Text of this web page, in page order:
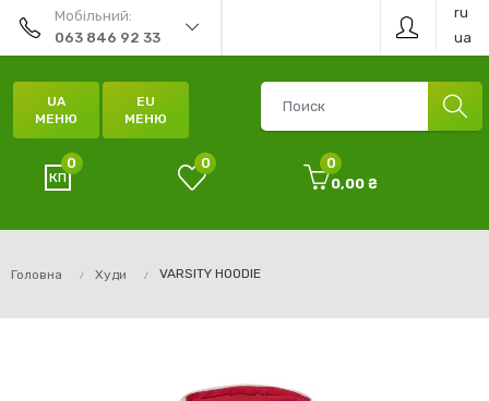
Мобільний:
063 846 92 33
ru
ua
UA
МЕНЮ
EU
МЕНЮ
0 0
0
0,00 ₴
Головна Худи VARSITY HOODIE